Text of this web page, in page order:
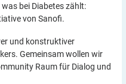
bei Diabetes zählt:
von Sanofi.
und konstruktiver
Gemeinsam wollen wir
Raum für Dialog und